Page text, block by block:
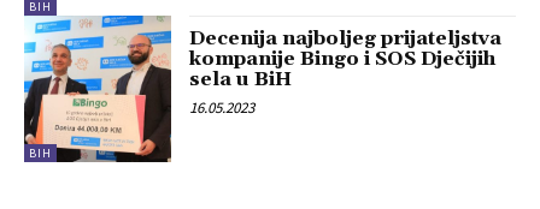
BIH
BIH
Decenija najboljeg prijateljstva
kompanije Bingo i SOS Dječijih
sela u BiH
16.05.2023